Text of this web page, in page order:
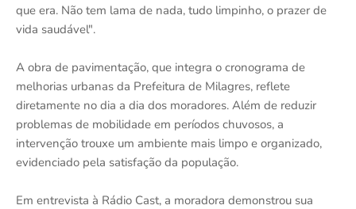
que era. Não tem lama de nada, tudo limpinho, o prazer de
vida saudável".
A obra de pavimentação, que integra o cronograma de
melhorias urbanas da Prefeitura de Milagres, reflete
diretamente no dia a dia dos moradores. Além de reduzir
problemas de mobilidade em períodos chuvosos, a
intervenção trouxe um ambiente mais limpo e organizado,
evidenciado pela satisfação da população.
Em entrevista à Rádio Cast, a moradora demonstrou sua